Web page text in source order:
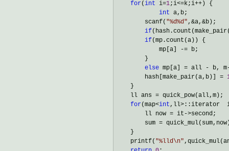
for(int i=1;i<=k;i++ ) {
int a,b;
        scanf(
"%d%d" ,&a,&b);
if
if(mp.count(a)) {
            mp[a]
-= b;
        }
else mp[a] = all - b,
        hash[make_pair(a,b)]
=
    }
    ll ans
= quick_pow(all,m);
for(map<int ,ll>::iterator  it
        ll now
= it->second;
        sum
=
    }
    printf(
"%lld\n"